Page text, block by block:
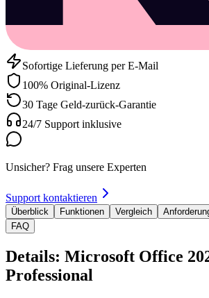
Sofortige Lieferung per E-Mail
100% Original-Lizenz
30 Tage Geld-zurück-Garantie
24/7 Support inklusive
Unsicher? Frag unsere Experten
Support kontaktieren
Überblick Funktionen Vergleich
FAQ
Details: Microsoft Office
Professional